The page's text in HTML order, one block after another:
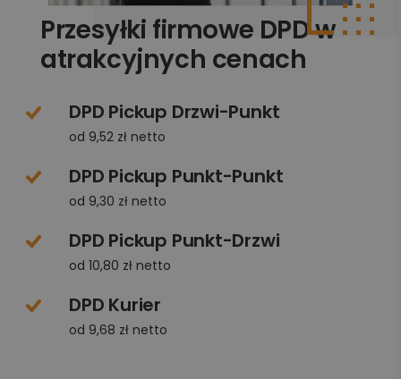
Przesyłki firmowe DPD w
atrakcyjnych cenach
DPD Pickup Drzwi-Punkt
od 9,52 zł netto
DPD Pickup Punkt-Punkt
od 9,30 zł netto
DPD Pickup Punkt-Drzwi
od 10,80 zł netto
DPD Kurier
od 9,68 zł netto